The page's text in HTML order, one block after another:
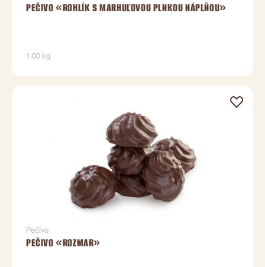
PEČIVO «ROHLÍK S MARHUĽOVOU PLNKOU NÁPLŇOU»
1.00 kg
Pečivo
PEČIVO «ROZMAR»